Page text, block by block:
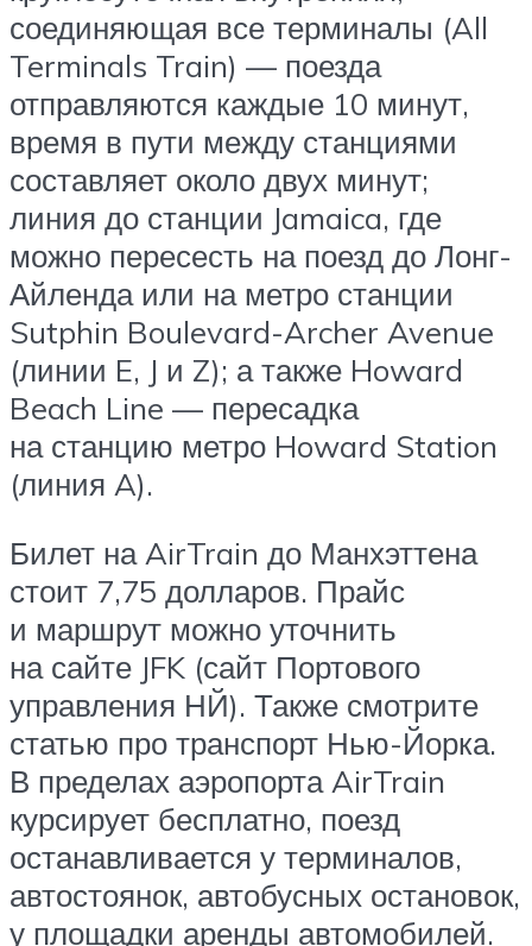
соединяющая все терминалы (All
Terminals Train) — поезда
отправляются каждые 10 минут,
время в пути между станциями
составляет около двух минут;
линия до станции Jamaica, где
можно пересесть на поезд до Лонг-
Айленда или на метро станции
Sutphin Boulevard-Archer Avenue
(линии E, J и Z); а также Howard
Beach Line — пересадка
на станцию метро Howard Station
(линия A).
Билет на AirTrain до Манхэттена
стоит 7,75 долларов. Прайс
и маршрут можно уточнить
на сайте JFK (сайт Портового
управления НЙ). Также смотрите
статью про транспорт Нью-Йорка.
В пределах аэропорта AirTrain
курсирует бесплатно, поезд
останавливается у терминалов,
автостоянок, автобусных остановок,
у площадки аренды автомобилей.